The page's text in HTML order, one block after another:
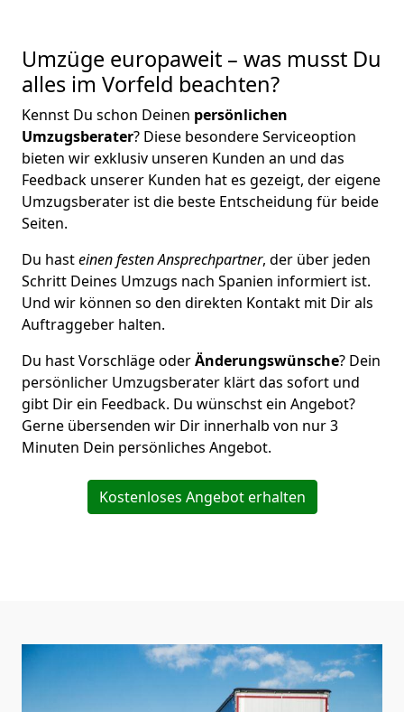
Umzüge europaweit – was musst Du
alles im Vorfeld beachten?
Kennst Du schon Deinen persönlichen
Umzugsberater? Diese besondere Serviceoption
bieten wir exklusiv unseren Kunden an und das
Feedback unserer Kunden hat es gezeigt, der eigene
Umzugsberater ist die beste Entscheidung für beide
Seiten.
Du hasteinen festen Ansprechpartner, der über jeden
Schritt Deines Umzugs nach Spanien informiert ist.
Und wir können so den direkten Kontakt mit Dir als
Auftraggeber halten.
Du hast Vorschläge oderÄnderungswünsche? Dein
persönlicher Umzugsberater klärt das sofort und
gibt Dir ein Feedback. Du wünschst ein Angebot?
Gerne übersenden wir Dir innerhalb von nur3
Minuten Dein persönliches Angebot.
Kostenloses Angebot erhalten